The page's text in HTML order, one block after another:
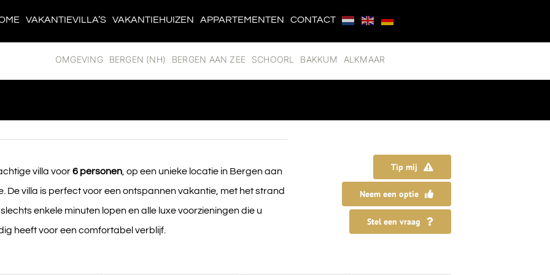
VAKANTIEVILLA’S VAKANTIEHUIZEN APPARTEMENTEN CONTACT
OMGEVING BERGEN (NH) BERGEN AAN ZEE SCHOORL BAKKUM ALKMAAR
villa voor6 personen, op een unieke locatie in Bergen aan
De villa is perfect voor een ontspannen vakantie, met het strand
enkele minuten lopen en alle luxe voorzieningen die u
heeft voor een comfortabel verblijf.
Tip mij
Neem een optie
Stel een vraag